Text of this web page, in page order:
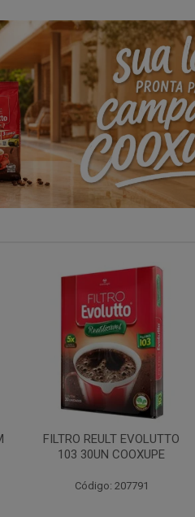
FILTRO PAPEL EVOLUTTO
102 30UN COOXUPE
Código: 259097